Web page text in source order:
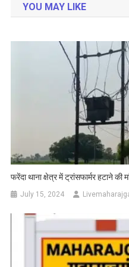
YOU MAY LIKE
फरेंदा थाना क्षेत्र में ट्रांसफार्मर हटाने
July 15, 2024